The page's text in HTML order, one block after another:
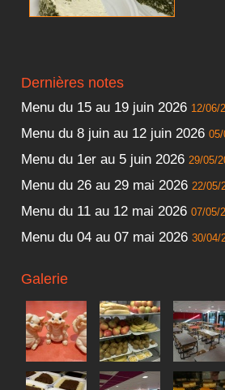
Dernières notes
Menu du 15 au 19 juin 2026 12/06/
Menu du 8 juin au 12 juin 2026
Menu du 1er au 5 juin 2026 29/05/
Menu du 26 au 29 mai 2026 22/05/
Menu du 11 au 12 mai 2026 07/05/
Menu du 04 au 07 mai 2026 30/04/
Galerie